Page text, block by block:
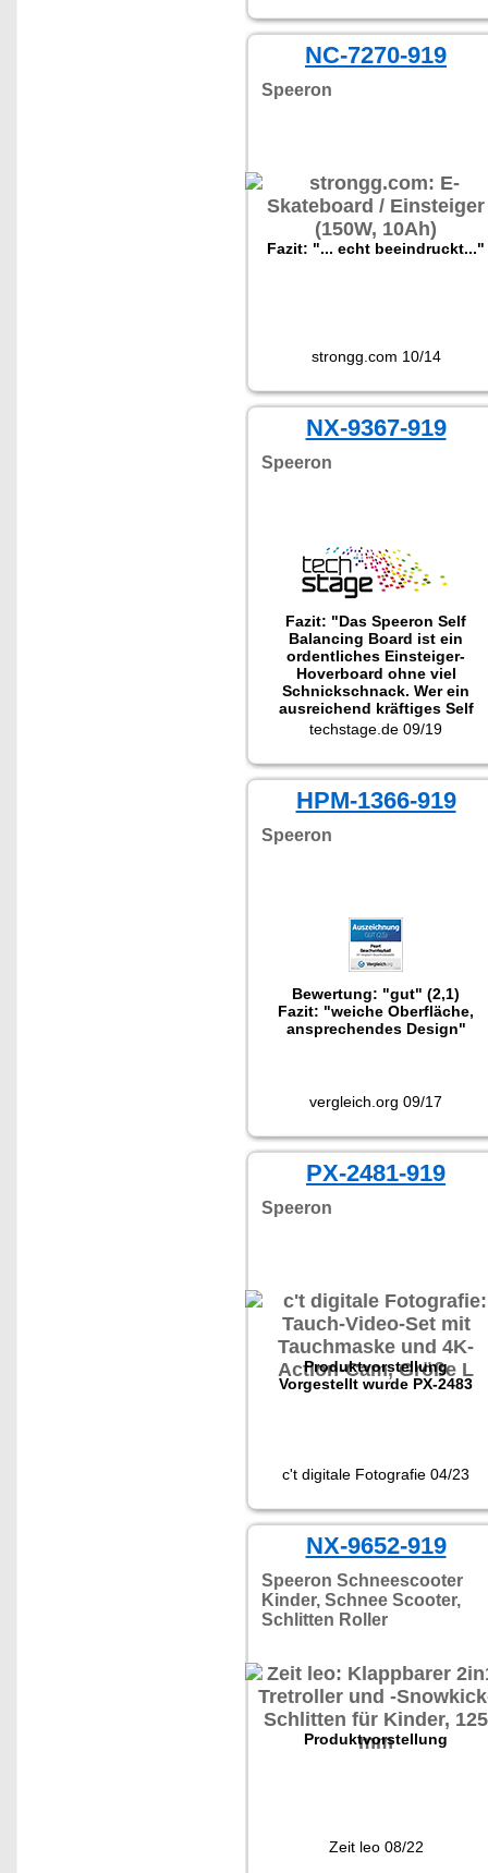
NC-7270-919
Speeron
Fazit: "... echt beeindruckt..."
strongg.com 10/14
NX-9367-919
Speeron
Fazit: "Das Speeron Self
Balancing Board ist ein
ordentliches Einsteiger-
Hoverboard ohne viel
Schnickschnack. Wer ein
ausreichend kräftiges Self
Balancing Board für Draußen
sucht, bekommt ein
zuverlässiges Gerät, welches
auch für schwerere Fahrer
geeignet ist."
techstage.de 09/19
HPM-1366-919
Speeron
Bewertung: "gut" (2,1)
Fazit: "weiche Oberfläche,
ansprechendes Design"
vergleich.org 09/17
PX-2481-919
Speeron
Produktvorstellung
Vorgestellt wurde PX-2483
c't digitale Fotografie 04/23
NX-9652-919
Speeron Schneescooter
Kinder, Schnee Scooter,
Schlitten Roller
Produktvorstellung
Zeit leo 08/22